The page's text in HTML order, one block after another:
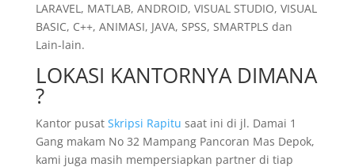
LARAVEL, MATLAB, ANDROID, VISUAL STUDIO, VISUAL
BASIC, C++, ANIMASI, JAVA, SPSS, SMARTPLS dan
Lain-lain.
LOKASI KANTORNYA DIMANA
?
Kantor pusat Skripsi Rapitu saat ini di jl. Damai 1
Gang makam No 32 Mampang Pancoran Mas Depok,
kami juga masih mempersiapkan partner di tiap